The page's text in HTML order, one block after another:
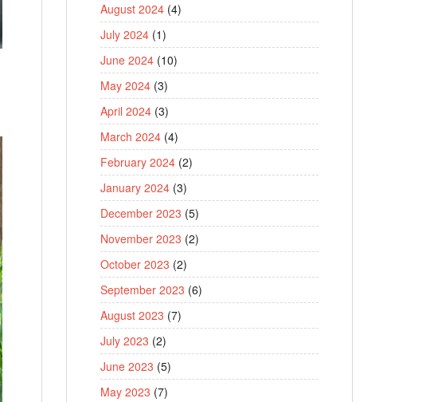
August 2024 (4)
July 2024 (1)
June 2024 (10)
May 2024 (3)
April 2024 (3)
March 2024 (4)
February 2024 (2)
January 2024 (3)
December 2023 (5)
November 2023 (2)
October 2023 (2)
September 2023 (6)
August 2023 (7)
July 2023 (2)
June 2023 (5)
May 2023 (7)